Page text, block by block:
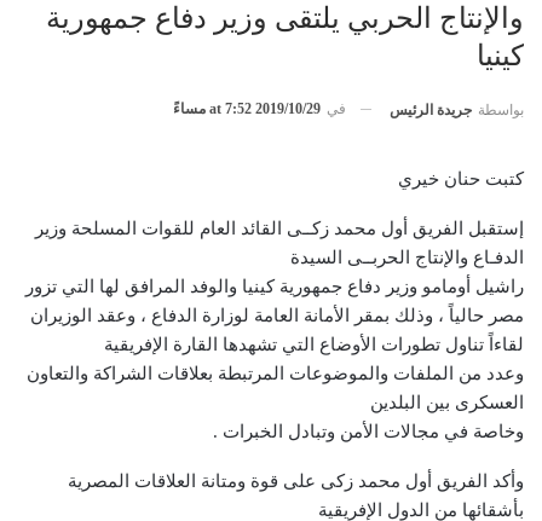
والإنتاج الحربي يلتقى وزير دفاع جمهورية
كينيا
بواسطة جريدة الرئيس في 2019/10/29 at 7:52 مساءً
كتبت حنان خيري
إستقبل الفريق أول محمد زكــى القائد العام للقوات المسلحة وزير
الدفـاع والإنتاج الحربــى السيدة
راشيل أومامو وزير دفاع جمهورية كينيا والوفد المرافق لها التي تزور
مصر حالياً ، وذلك بمقر الأمانة العامة لوزارة الدفاع ، وعقد الوزيران
لقاءاً تناول تطورات الأوضاع التي تشهدها القارة الإفريقية
وعدد من الملفات والموضوعات المرتبطة بعلاقات الشراكة والتعاون
العسكرى بين البلدين
وخاصة في مجالات الأمن وتبادل الخبرات .
وأكد الفريق أول محمد زكى على قوة ومتانة العلاقات المصرية
بأشقائها من الدول الإفريقية